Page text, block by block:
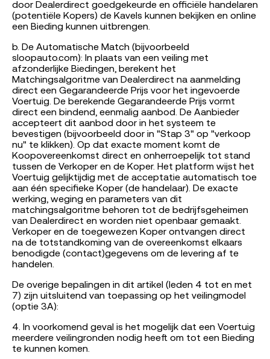
door Dealerdirect goedgekeurde en officiële handelaren
(potentiële Kopers) de Kavels kunnen bekijken en online
een Bieding kunnen uitbrengen.
b. De Automatische Match (bijvoorbeeld
sloopauto.com): In plaats van een veiling met
afzonderlijke Biedingen, berekent het
Matchingsalgoritme van Dealerdirect na aanmelding
direct een Gegarandeerde Prijs voor het ingevoerde
Voertuig. De berekende Gegarandeerde Prijs vormt
direct een bindend, eenmalig aanbod. De Aanbieder
accepteert dit aanbod door in het systeem te
bevestigen (bijvoorbeeld door in "Stap 3" op "verkoop
nu" te klikken). Op dat exacte moment komt de
Koopovereenkomst direct en onherroepelijk tot stand
tussen de Verkoper en de Koper. Het platform wijst het
Voertuig gelijktijdig met de acceptatie automatisch toe
aan één specifieke Koper (de handelaar). De exacte
werking, weging en parameters van dit
matchingsalgoritme behoren tot de bedrijfsgeheimen
van Dealerdirect en worden niet openbaar gemaakt.
Verkoper en de toegewezen Koper ontvangen direct
na de totstandkoming van de overeenkomst elkaars
benodigde (contact)gegevens om de levering af te
handelen.
De overige bepalingen in dit artikel (leden 4 tot en met
7) zijn uitsluitend van toepassing op het veilingmodel
(optie 3A):
4. In voorkomend geval is het mogelijk dat een Voertuig
meerdere veilingronden nodig heeft om tot een Bieding
te kunnen komen.